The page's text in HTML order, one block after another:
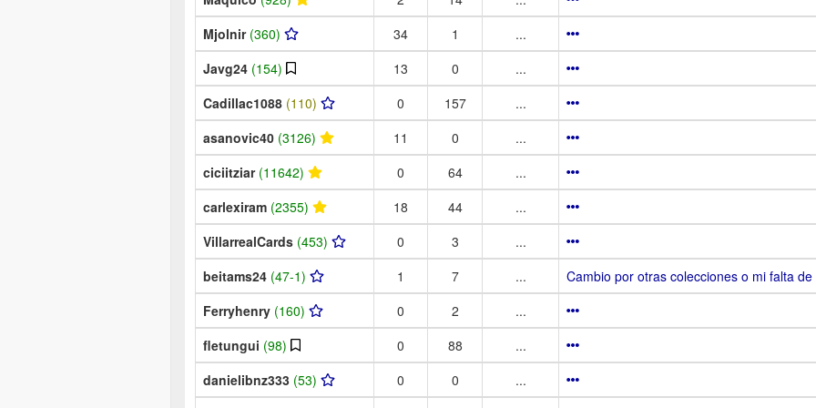
Mjolnir (360) 34 1
...
Javg24 (154) 13 0
...
Cadillac1088 (110) 0 157
...
asanovic40 (3126) 11 0
...
ciciitziar (11642) 0 64
...
carlexiram (2355) 18 44
...
VillarrealCards (453) 0 3
...
beitams24 (47-1) 1 7 ...
Cambio por otras colecciones o mi falta de
Ferryhenry (160) 0 2
...
fletungui (98) 0 88
...
danielibnz333 (53) 0 0
...